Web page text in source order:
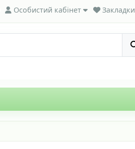
Особистий кабінет